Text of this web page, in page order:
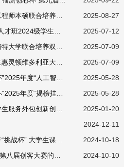
2025-08-27
2025-07-12
2025-07-09
2025-07-09
2025-05-28
2025-05-28
2025-01-20
2024-12-11
2024-10-18
2024-10-10